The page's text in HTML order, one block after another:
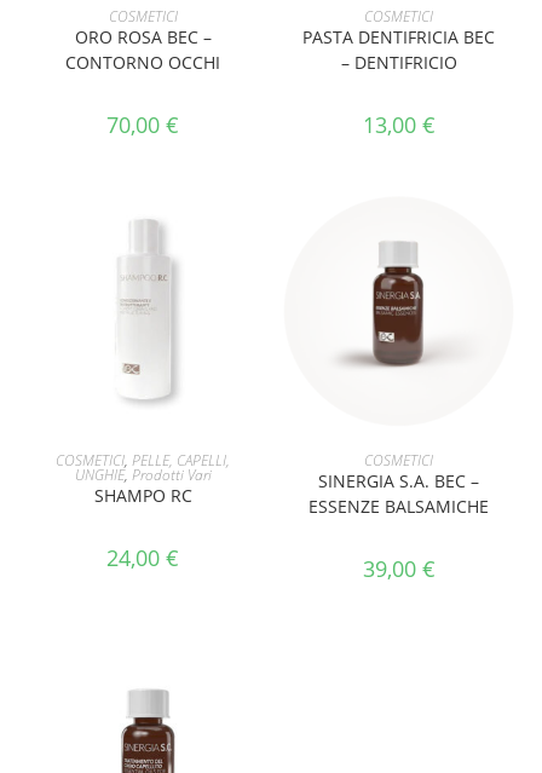
AGGIUNGI AL CARRELLO
COSMETICI
ORO ROSA BEC –
CONTORNO OCCHI
70,00€
AGGIUNGI AL CARRELLO
COSMETICI
PASTA DENTIFRICIA BEC
– DENTIFRICIO
13,00 €
AGGIUNGI AL CARRELLO
COSMETICI,PELLE, CAPELLI,
UNGHIE, Prodotti Vari
SHAMPO RC
24,00€
AGGIUNGI AL CARRELLO
COSMETICI
SINERGIA S.A. BEC –
ESSENZE BALSAMICHE
39,00 €